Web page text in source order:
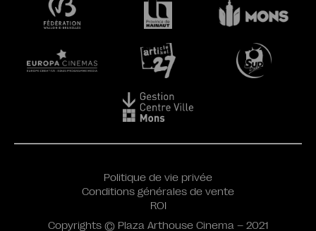
Politique de vie privée
Conditions générales de vente
ROI
Copyrights © Plaza Arthouse Cinema – 2021